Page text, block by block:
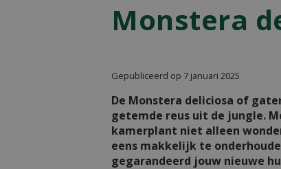
Monstera
Gepubliceerd op 7 januari 2025
De Monstera deliciosa of
getemde reus uit de jungle.
kamerplant niet alleen
eens makkelijk te
gegarandeerd jouw nieuwe